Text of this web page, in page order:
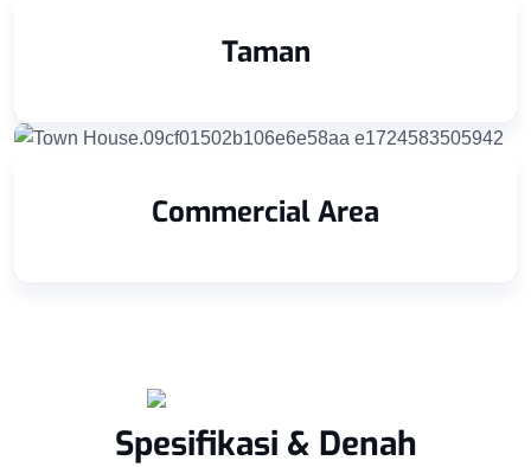
Taman
Commercial Area
Spesifikasi & Denah